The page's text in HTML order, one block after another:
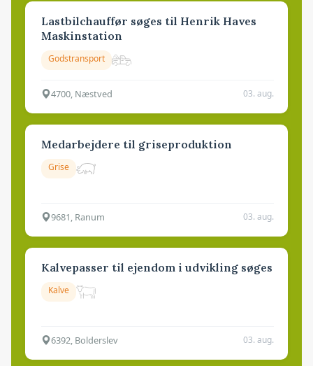
Lastbilchauffør søges til Henrik Haves
Maskinstation
Godstransport
4700, Næstved 03. aug.
Medarbejdere til griseproduktion
Grise
9681, Ranum 03. aug.
Kalvepasser til ejendom i udvikling søges
Kalve
6392, Bolderslev 03. aug.